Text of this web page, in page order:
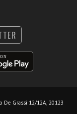
De Grassi 12/12A, 20123